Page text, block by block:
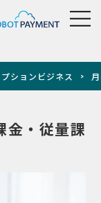
ションビジネス
金・従量課